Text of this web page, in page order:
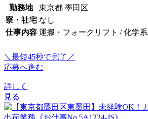
勤務地
東京都 墨田区
寮・社宅 なし
仕事内容 運搬・フォークリフト / 化学
＼最短45秒で完了／
応募へ進む
詳しく
見る